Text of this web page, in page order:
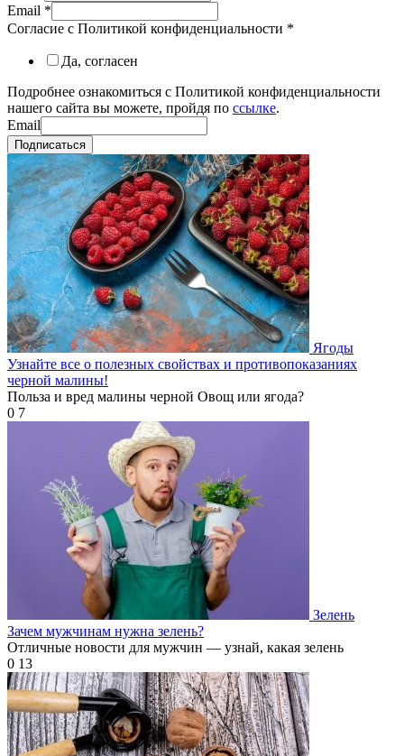
Email *
Согласие с Политикой конфиденциальности *
Да, согласен
Подробнее ознакомиться с Политикой конфиденциальности
нашего сайта вы можете, пройдя по ссылке.
Email
Подписаться
Ягоды
Узнайте все о полезных свойствах и противопоказаниях
черной малины!
Польза и вред малины черной Овощ или ягода?
0 7
Зелень
Зачем мужчинам нужна зелень?
Отличные новости для мужчин — узнай, какая зелень
0 13